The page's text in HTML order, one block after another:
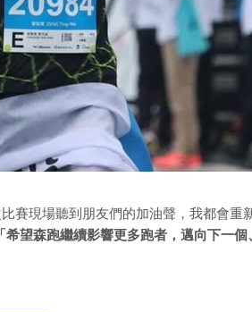
賽現場聽到朋友們的加油聲，我都會
「希望森跑繼續影響更多跑者，邁向下一個